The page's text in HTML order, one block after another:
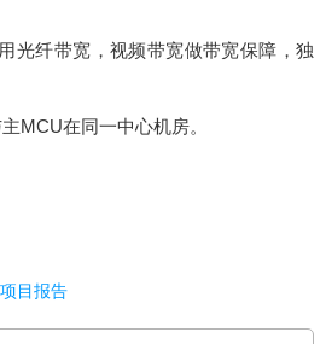
光纤带宽，视频带宽做带宽保障，独
MCU在同一中心机房。
目报告